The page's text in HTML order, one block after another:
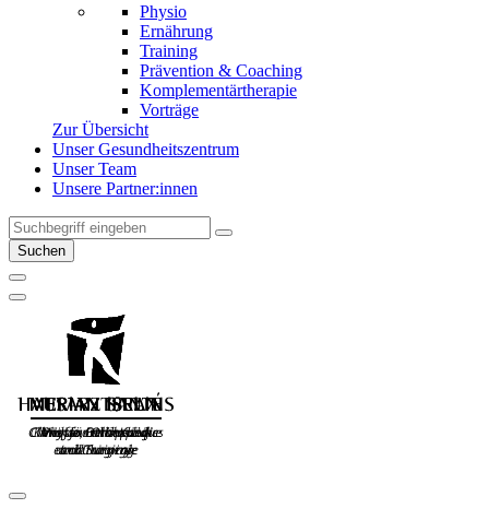
Physio
Ernährung
Training
Prävention & Coaching
Komplementärtherapie
Vorträge
Zur Übersicht
Unser Gesundheitszentrum
Unser Team
Unsere Partner:innen
Suchen